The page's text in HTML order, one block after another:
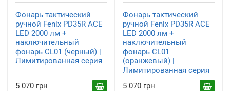
Фонарь тактический
ручной Fenix PD35R ACE
LED 2000 лм +
наключительный
фонарь CL01 (черный) |
Лимитированная серия
5 070 грн
Фонарь тактический
ручной Fenix PD35R ACE
LED 2000 лм +
наключительный
фонарь CL01
(оранжевый) |
Лимитированная серия
5 070 грн